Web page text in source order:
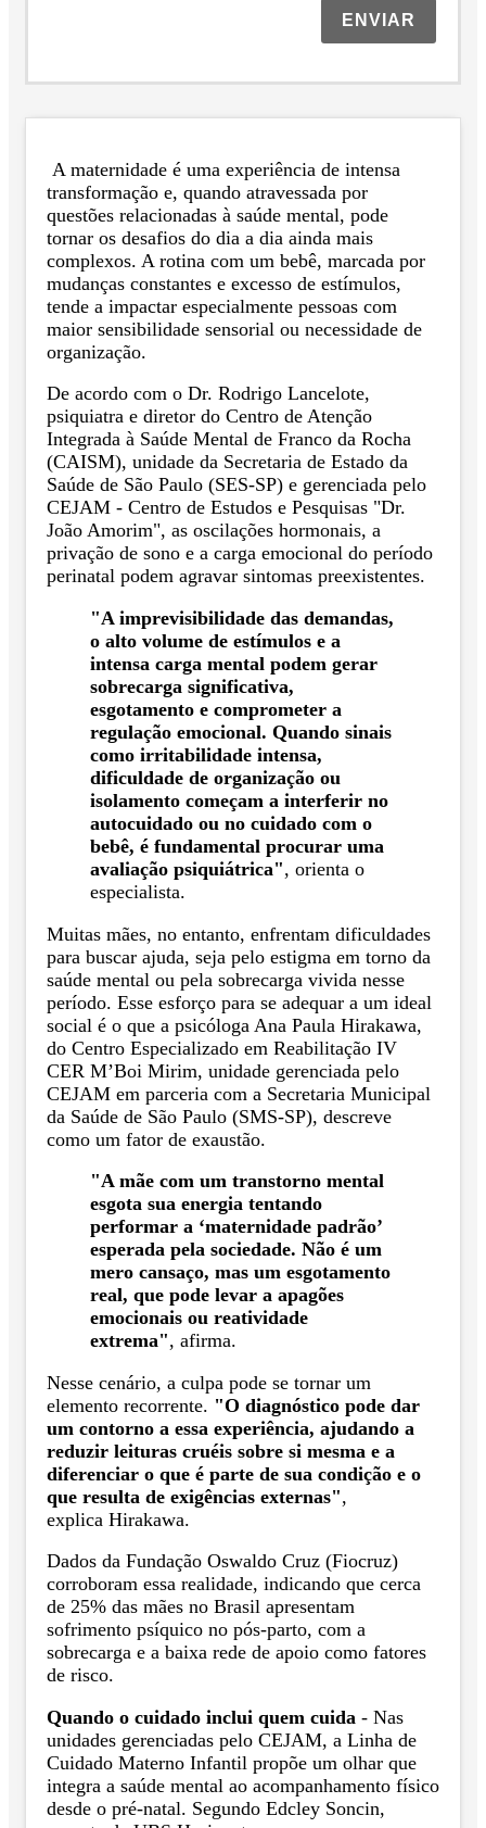
ENVIAR
A maternidade é uma experiência de intensa
transformação e, quando atravessada por
questões relacionadas à saúde mental, pode
tornar os desafios do dia a dia ainda mais
complexos. A rotina com um bebê, marcada por
mudanças constantes e excesso de estímulos,
tende a impactar especialmente pessoas com
maior sensibilidade sensorial ou necessidade de
organização.
De acordo com o Dr. Rodrigo Lancelote,
psiquiatra e diretor do Centro de Atenção
Integrada à Saúde Mental de Franco da Rocha
(CAISM), unidade da Secretaria de Estado da
Saúde de São Paulo (SES-SP) e gerenciada pelo
CEJAM - Centro de Estudos e Pesquisas "Dr.
João Amorim", as oscilações hormonais, a
privação de sono e a carga emocional do período
perinatal podem agravar sintomas preexistentes.
"A imprevisibilidade das demandas,
o alto volume de estímulos e a
intensa carga mental podem gerar
sobrecarga significativa,
esgotamento e comprometer a
regulação emocional. Quando sinais
como irritabilidade intensa,
dificuldade de organização ou
isolamento começam a interferir no
autocuidado ou no cuidado com o
bebê, é fundamental procurar uma
avaliação psiquiátrica", orienta o
especialista.
Muitas mães, no entanto, enfrentam dificuldades
para buscar ajuda, seja pelo estigma em torno da
saúde mental ou pela sobrecarga vivida nesse
período. Esse esforço para se adequar a um ideal
social é o que a psicóloga Ana Paula Hirakawa,
do Centro Especializado em Reabilitação IV
CER M’Boi Mirim, unidade gerenciada pelo
CEJAM em parceria com a Secretaria Municipal
da Saúde de São Paulo (SMS-SP), descreve
como um fator de exaustão.
"A mãe com um transtorno mental
esgota sua energia tentando
performar a ‘maternidade padrão’
esperada pela sociedade. Não é um
mero cansaço, mas um esgotamento
real, que pode levar a apagões
emocionais ou reatividade
extrema", afirma.
Nesse cenário, a culpa pode se tornar um
elemento recorrente. "O diagnóstico pode dar
um contorno a essa experiência, ajudando a
reduzir leituras cruéis sobre si mesma e a
diferenciar o que é parte de sua condição e o
que resulta de exigências externas",
explica Hirakawa.
Dados da Fundação Oswaldo Cruz (Fiocruz)
corroboram essa realidade, indicando que cerca
de 25% das mães no Brasil apresentam
sofrimento psíquico no pós-parto, com a
sobrecarga e a baixa rede de apoio como fatores
de risco.
Quando o cuidado inclui quem cuida - Nas
unidades gerenciadas pelo CEJAM, a Linha de
Cuidado Materno Infantil propõe um olhar que
integra a saúde mental ao acompanhamento físico
desde o pré-natal. Segundo Edcley Soncin,